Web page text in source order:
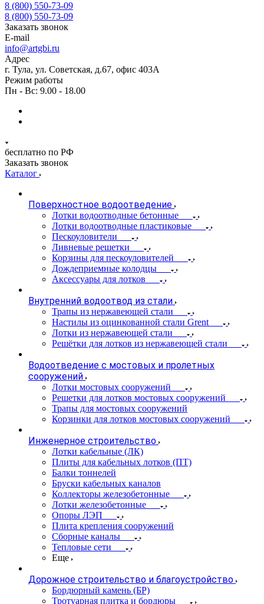
8 (800) 550-73-09
8 (800) 550-73-09
Заказать звонок
E-mail
info@artgbi.ru
Адрес
г. Тула, ул. Советская, д.67, офис 403А
Режим работы
Пн - Вс: 9.00 - 18.00
бесплатно по РФ
Заказать звонок
Каталог
Поверхностное водоотведение
Лотки водоотводные бетонные
Лотки водоотводные пластиковые
Пескоуловители
Ливневые решетки
Корзины для пескоуловителей
Дождеприемные колодцы
Аксессуары для лотков
Внутренний водоотвод из стали
Трапы из нержавеющей стали
Настилы из оцинкованной стали Grent
Лотки из нержавеющей стали
Решётки для лотков из нержавеющей стали
Водоотведение с мостовых и пролетных
сооружений
Лотки мостовых сооружений
Решетки для лотков мостовых сооружений
Трапы для мостовых сооружений
Корзинки для лотков мостовых сооружений
Инженерное строительство
Лотки кабельные (ЛК)
Плиты для кабельных лотков (ПТ)
Балки тоннелей
Бруски кабельных каналов
Коллекторы железобетонные
Лотки железобетонные
Опоры ЛЭП
Плита крепления сооружений
Сборные каналы
Тепловые сети
Еще
Дорожное строительство и благоустройство
Бордюрный камень (БР)
Тротуарная плитка и бордюры